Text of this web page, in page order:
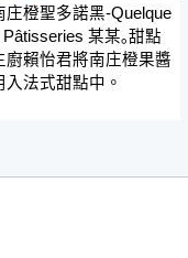
庄橙聖多諾黑-Quelque
某某｡甜點
廚賴怡君將南庄橙果醬
入法式甜點中。